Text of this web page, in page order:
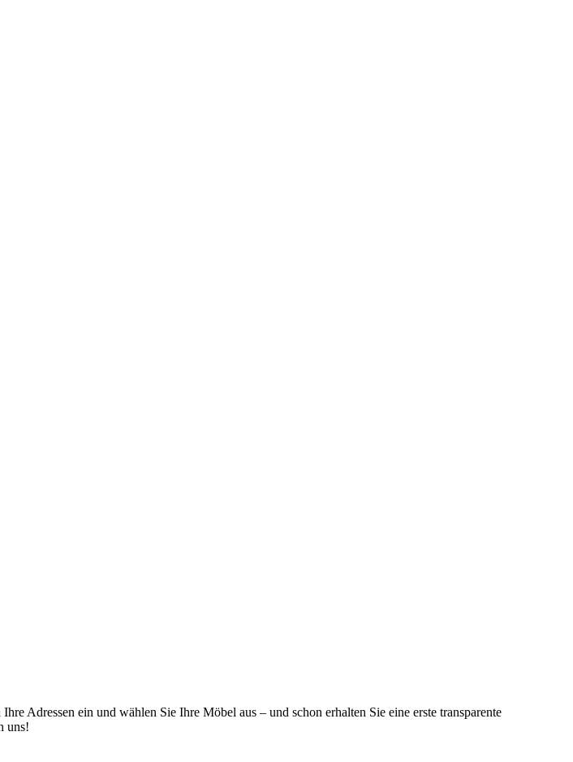
Adressen ein und wählen Sie Ihre Möbel aus – und schon erhalten Sie eine erste transparente
uns!